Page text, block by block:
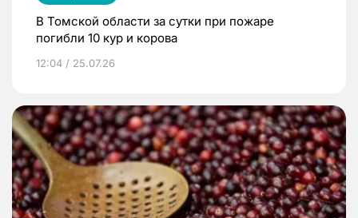
В Томской области за сутки при пожаре
погибли 10 кур и корова
12:04 / 25.07.26